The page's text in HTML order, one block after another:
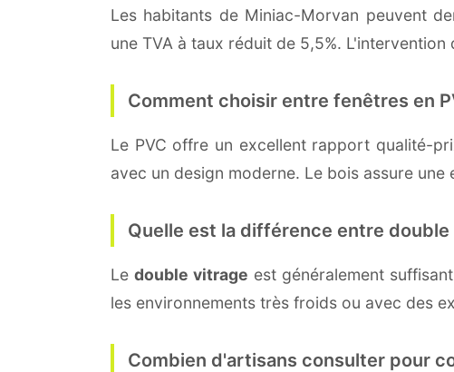
Les habitants de Miniac-Morvan peuvent
une TVA à taux réduit de 5,5%. L'intervention
Comment choisir entre fenêtres en
Le PVC offre un excellent rapport qualité-
avec un design moderne. Le bois assure
Quelle est la différence entre
Le double vitrage est généralement
les environnements très froids ou avec des
Combien d'artisans consulter pour